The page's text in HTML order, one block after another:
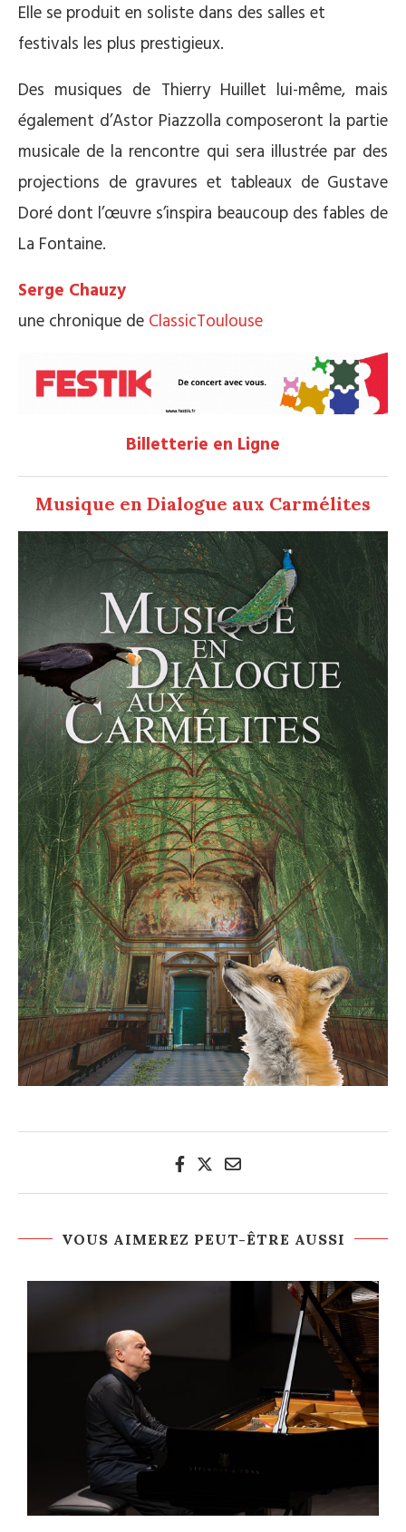
Elle se produit en soliste dans des salles et
festivals les plus prestigieux.
Des musiques de Thierry Huillet lui-même, mais
également d’Astor Piazzolla composeront la partie
musicale de la rencontre qui sera illustrée par des
projections de gravures et tableaux de Gustave
Doré dont l’œuvre s’inspira beaucoup des fables de
La Fontaine.
Serge Chauzy
une chronique de ClassicToulouse
Billetterie en Ligne
Musique en Dialogue aux Carmélites
VOUS AIMEREZ PEUT-ÊTRE AUSSI